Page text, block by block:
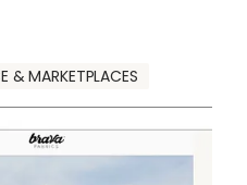
& MARKETPLACES